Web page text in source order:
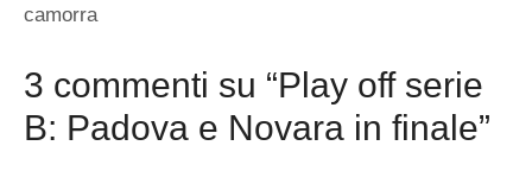
camorra
3 commenti su “Play off serie
B: Padova e Novara in finale”